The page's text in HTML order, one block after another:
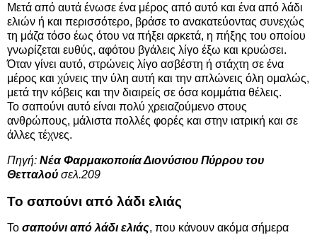
Μετά από αυτά ένωσε ένα μέρος από αυτό και ένα από λάδι
ελιών ή και περισσότερο, βράσε το ανακατεύοντας συνεχώς
τη μάζα τόσο έως ότου να πήξει αρκετά, η πήξης του οποίου
γνωρίζεται ευθύς, αφότου βγάλεις λίγο έξω και κρυώσει.
Όταν γίνει αυτό, στρώνεις λίγο ασβέστη ή στάχτη σε ένα
μέρος και χύνεις την ύλη αυτή και την απλώνεις όλη ομαλώς,
μετά την κόβεις και την διαιρείς σε όσα κομμάτια θέλεις.
Το σαπούνι αυτό είναι πολύ χρειαζούμενο στους
ανθρώπους, μάλιστα πολλές φορές και στην ιατρική και σε
άλλες τέχνες.
Πηγή: Νέα Φαρμακοποιία Διονύσιου Πύρρου του
Θετταλού σελ.209
Το σαπούνι από λάδι ελιάς
Το σαπούνι από λάδι ελιάς, που κάνουν ακόμα σήμερα